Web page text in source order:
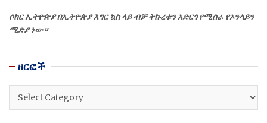
ሶከር ኢትዮጵያ በኢትዮጵያ እግር ኳስ ላይ ብቻ ትኩረቱን አድርጎ የሚሰራ የኦንላይን
ሚድያ ነው።
ዘርፎች
ዘርፎች